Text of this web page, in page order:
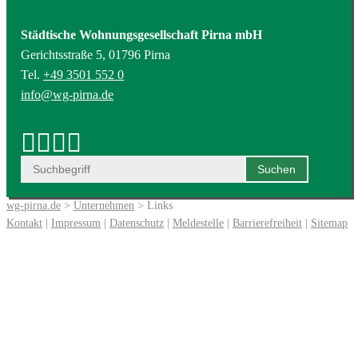
Städtische Wohnungsgesellschaft Pirna mbH
Gerichtsstraße 5, 01796 Pirna
Tel. +49 3501 552 0
info@wg-pirna.de
wg-pirna.de > Unternehmen > Links
Kontakt | Impressum | Datenschutz | Meldestelle | Barrierefreiheit | Sitemap